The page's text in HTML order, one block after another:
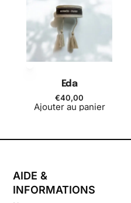
Eda
€40,00
Ajouter au panier
AIDE &
INFORMATIONS